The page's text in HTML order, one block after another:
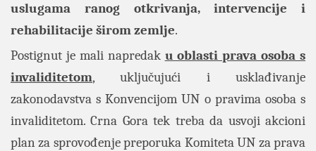
uslugama ranog otkrivanja, intervencije i
rehabilitacije širom zemlje.
Postignut je mali napredak u oblasti prava osoba s
invaliditetom, uključujući i usklađivanje
zakonodavstva s Konvencijom UN o pravima osoba s
invaliditetom. Crna Gora tek treba da usvoji akcioni
plan za sprovođenje preporuka Komiteta UN za prava